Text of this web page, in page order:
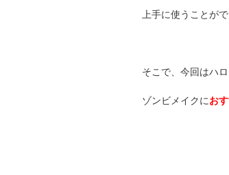
上手に使うことが
そこで、今回はハ
ゾンビメイクにお